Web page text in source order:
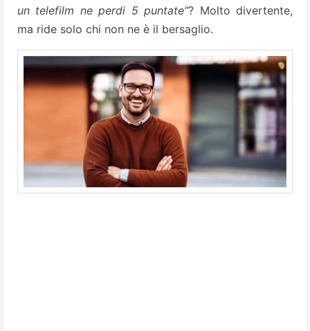
un telefilm ne perdi 5 puntate”? Molto divertente,
ma ride solo chi non ne è il bersaglio.